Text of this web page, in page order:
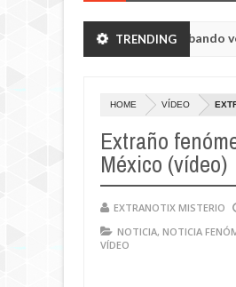
TRENDING
enanos robando verduras
HOME VÍDEO
Extraño
México (vídeo)
EXTRANOTIX MISTERIO
NOTICIA, NOTICIA
VÍDEO